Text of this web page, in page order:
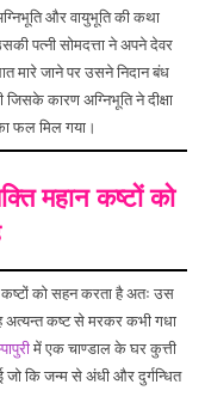
और वायुभूति की कथा
पत्नी सोमदत्ता ने अपने देवर
मारे जाने पर उसने निदान बंध
कारण अग्निभूति ने दीक्षा
फल मिल गया।
महान कष्टों को
कष्टों को सहन करता है अतः उस
अत्यन्त कष्ट से मरकर कभी गधा
में एक चाण्डाल के घर कुत्ती
कि जन्म से अंधी और दुर्गन्धित